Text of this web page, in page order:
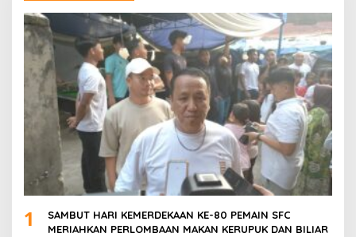
1
SAMBUT HARI KEMERDEKAAN KE-80 PEMAIN SFC
MERIAHKAN PERLOMBAAN MAKAN KERUPUK DAN BILIAR